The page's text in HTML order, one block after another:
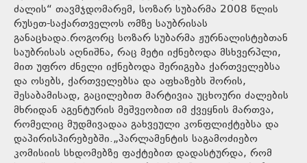
ძალის“ თავმჯდომარემ, სოზარ სუბარმა 2008 წლის
რუსეთ-საქართველოს ომზე საუბრისას
განაცხადა.როგორც სოზარ სუბარმა ჟურნალისტებთან
საუბრისას აღნიშნა, რაც მეტი იქნებოდა მსხვერპლი,
მით უფრო ძნელი იქნებოდა შერიგება ქართველებსა
და ოსებს, ქართველებსა და აფხაზებს შორის,
შესაბამისად, გაცილებით მარტივია უცხოური ძალების
მხრიდან აგენტურის მეშვეობით იმ ქვეყნის მართვა,
რომელიც მუდმივადაა გახვეული კონფლიქტებსა და
დაპირისპირებებში.„პარლამენტის საგამოძიებო
კომისიის სხდომებზე ფაქტებით დადასტურდა, რომ